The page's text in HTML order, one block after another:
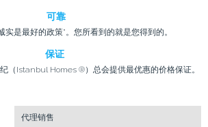
可靠
实是最好的政策”。您所看到的就是您得到的。
保证
（Istanbul Homes ®）总会提供最优惠的价格保证。
代理销售